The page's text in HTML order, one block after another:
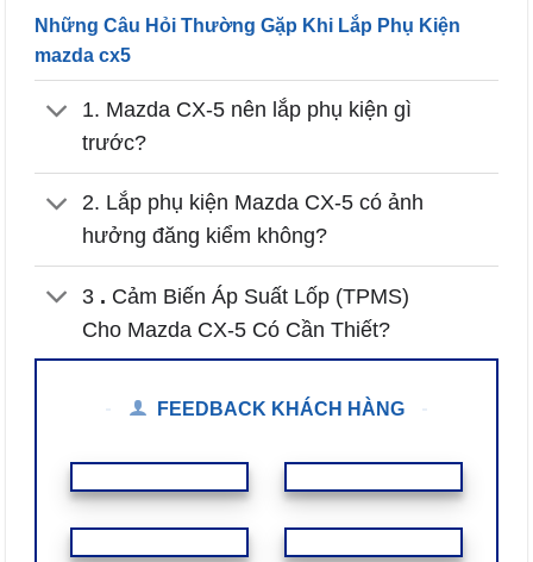
Những Câu Hỏi Thường Gặp Khi Lắp Phụ Kiện
mazda cx5
1. Mazda CX-5 nên lắp phụ kiện gì
trước?
2. Lắp phụ kiện Mazda CX-5 có ảnh
hưởng đăng kiểm không?
3 . Cảm Biến Áp Suất Lốp (TPMS)
Cho Mazda CX-5 Có Cần Thiết?
FEEDBACK KHÁCH HÀNG